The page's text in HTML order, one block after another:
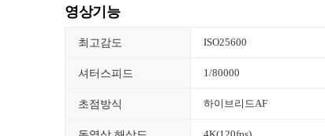
영상기능
최고감도 ISO25600
셔터스피드 1/80000
초점방식 하이브리드AF